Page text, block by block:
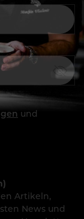
und
Artikeln,
News und